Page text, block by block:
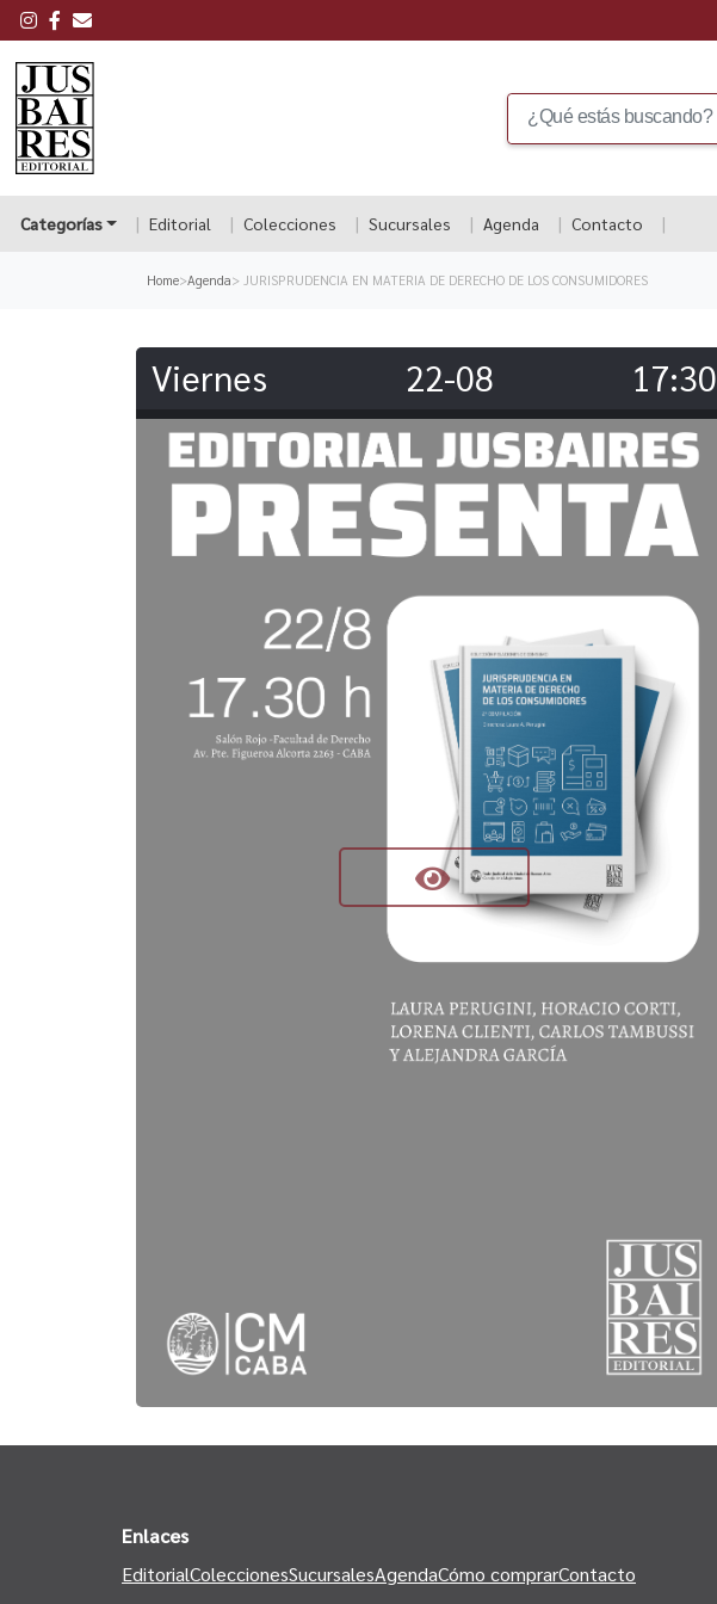
Categorías Editorial Colecciones Sucursales Agenda Contacto
Home>Agenda> JURISPRUDENCIA EN MATERIA DE DERECHO DE LOS CONSUMIDORES
Viernes 22-08 17:30
Enlaces
EditorialColeccionesSucursalesAgendaCómo comprarContacto